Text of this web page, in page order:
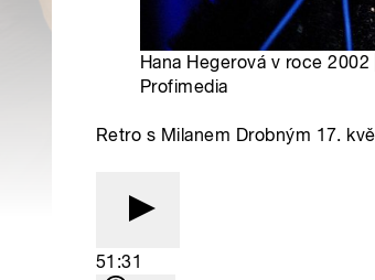
Hana Hegerová v roce
Profimedia
Retro s Milanem Drobným 17.
51:31